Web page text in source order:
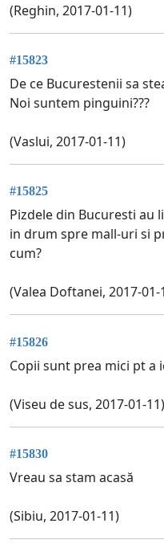
(Reghin, 2017-01-11)
#15823
De ce Bucurestenii sa
Noi suntem pinguini???
(Vaslui, 2017-01-11)
#15825
Pizdele din Bucuresti au
in drum spre mall-uri si
cum?
(Valea Doftanei, 2017-01-
#15826
Copii sunt prea mici pt a
(Viseu de sus, 2017-01-11)
#15830
Vreau sa stam acasă
(Sibiu, 2017-01-11)